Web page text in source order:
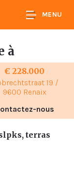
MENU
à
€ 228.000
19 /
9600 Renaix
nous
terras